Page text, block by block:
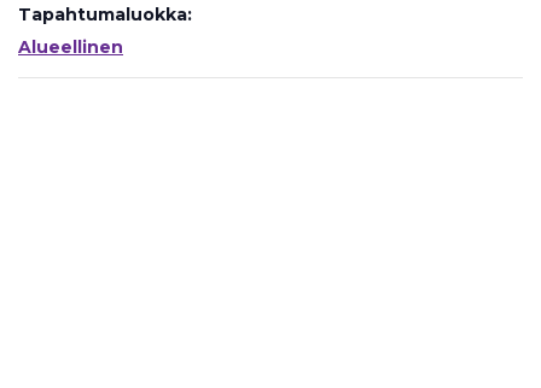
Tapahtumaluokka:
Alueellinen